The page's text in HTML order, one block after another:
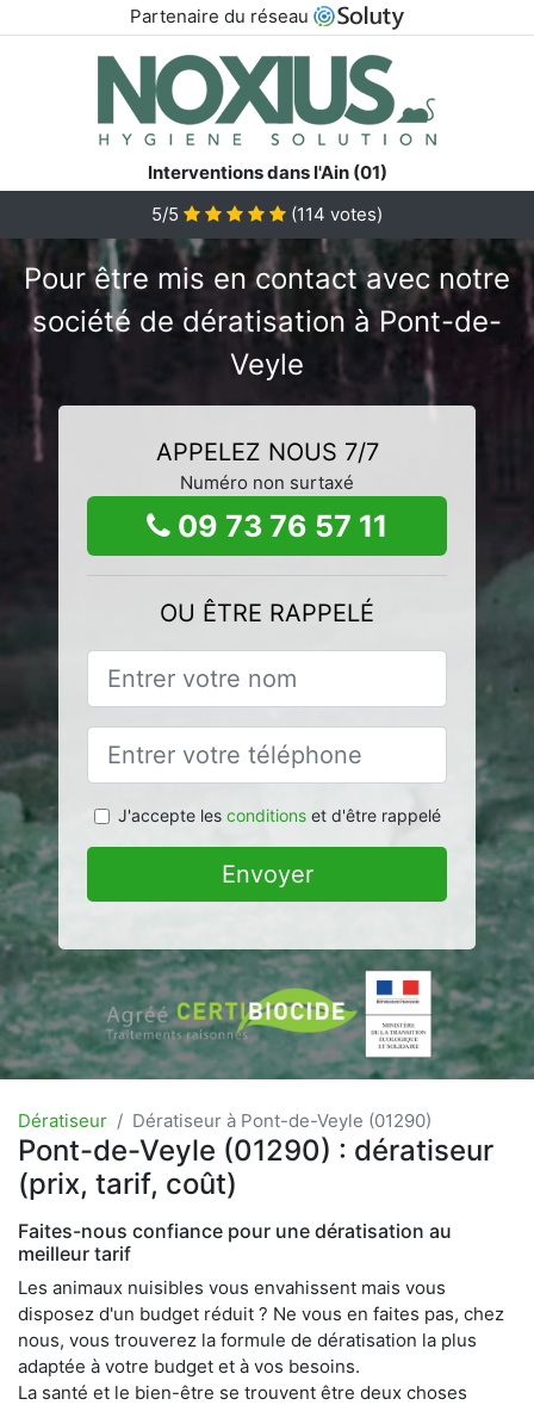
Partenaire du réseau
Interventions dans l'Ain (01)
5/5
(114 votes)
Pour être mis en contact avec notre
société de dératisation à Pont-de-
Veyle
APPELEZ NOUS 7/7
Numéro non surtaxé
09 73 76 57 11
OU ÊTRE RAPPELÉ
J'accepte les conditionset d'être rappelé
Envoyer
Dératiseur Dératiseur à Pont-de-Veyle (01290)
Pont-de-Veyle (01290) : dératiseur
(prix, tarif, coût)
Faites-nous confiance pour une dératisation au
meilleur tarif
Les animaux nuisibles vous envahissent mais vous
disposez d'un budget réduit ? Ne vous en faites pas, chez
nous, vous trouverez la formule de dératisation la plus
adaptée à votre budget et à vos besoins.
La santé et le bien-être se trouvent être deux choses